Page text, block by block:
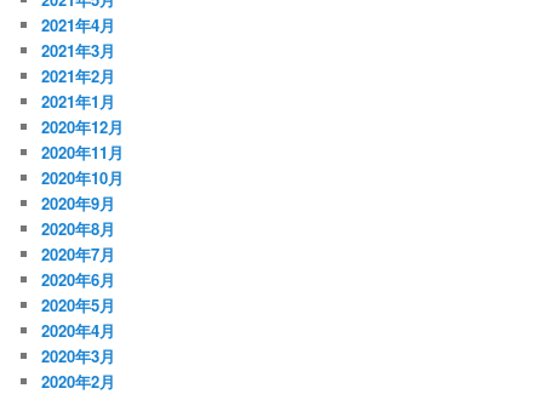
2021年4月
2021年3月
2021年2月
2021年1月
2020年12月
2020年11月
2020年10月
2020年9月
2020年8月
2020年7月
2020年6月
2020年5月
2020年4月
2020年3月
2020年2月